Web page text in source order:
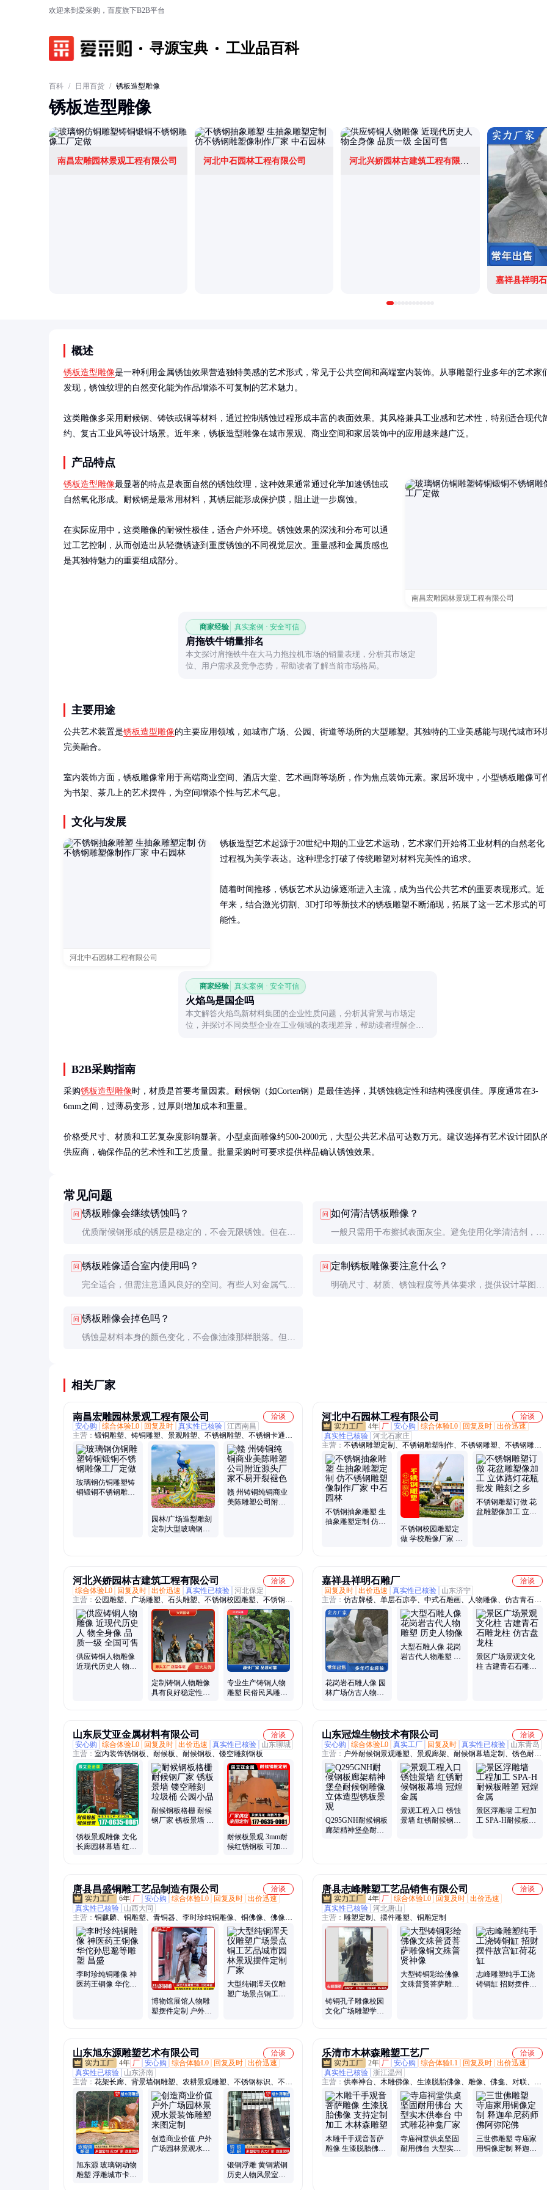
欢迎来到爱采购，百度旗下B2B平台
寻源宝典 工业品百科
百科 / 日用百货 / 锈板造型雕像
锈板造型雕像
南昌宏雕园林景观工程有限公司 河北中石园林工程有限公司 河北兴娇园林古建筑工程有限公司
嘉祥县祥明
概述
锈板造型雕像是一种利用金属锈蚀效果营造独特美感的艺术形式，常见于公共空间和高端室内装饰。从事雕塑行业多年的艺术家
发现，锈蚀纹理的自然变化能为作品增添不可复制的艺术魅力。
这类雕像多采用耐候钢、铸铁或铜等材料，通过控制锈蚀过程形成丰富的表面效果。其风格兼具工业感和艺术性，特别适合现代
约、复古工业风等设计场景。近年来，锈板造型雕像在城市景观、商业空间和家居装饰中的应用越来越广泛。
产品特点
南昌宏雕园林景观工程有限公司
锈板造型雕像最显著的特点是表面自然的锈蚀纹理，这种效果通常通过化学加速锈蚀或
自然氧化形成。耐候钢是最常用材料，其锈层能形成保护膜，阻止进一步腐蚀。
在实际应用中，这类雕像的耐候性极佳，适合户外环境。锈蚀效果的深浅和分布可以通
过工艺控制，从而创造出从轻微锈迹到重度锈蚀的不同视觉层次。重量感和金属质感也
是其独特魅力的重要组成部分。
商家经验 真实案例 · 安全可信
肩拖铁牛销量排名
本文探讨肩拖铁牛在大马力拖拉机市场的销量表现，分析其市场定
位、用户需求及竞争态势，帮助读者了解当前市场格局。
主要用途
公共艺术装置是锈板造型雕像的主要应用领域，如城市广场、公园、街道等场所的大型雕塑。其独特的工业美感能与现代城市环
完美融合。
室内装饰方面，锈板雕像常用于高端商业空间、酒店大堂、艺术画廊等场所，作为焦点装饰元素。家居环境中，小型锈板雕像可
为书架、茶几上的艺术摆件，为空间增添个性与艺术气息。
文化与发展
河北中石园林工程有限公司
锈板造型艺术起源于20世纪中期的工业艺术运动，艺术家们开始将工业材料的自然老化
过程视为美学表达。这种理念打破了传统雕塑对材料完美性的追求。
随着时间推移，锈板艺术从边缘逐渐进入主流，成为当代公共艺术的重要表现形式。近
年来，结合激光切割、3D打印等新技术的锈板雕塑不断涌现，拓展了这一艺术形式的可
能性。
商家经验 真实案例 · 安全可信
火焰鸟是国企吗
本文解答火焰鸟新材料集团的企业性质问题，分析其背景与市场定
位，并探讨不同类型企业在工业领域的表现差异，帮助读者理解企业
B2B采购指南
采购锈板造型雕像时，材质是首要考量因素。耐候钢（如Corten钢）是最佳选择，其锈蚀稳定性和结构强度俱佳。厚度通常在3-
6mm之间，过薄易变形，过厚则增加成本和重量。
价格受尺寸、材质和工艺复杂度影响显著。小型桌面雕像约500-2000元，大型公共艺术品可达数万元。建议选择有艺术设计团队
供应商，确保作品的艺术性和工艺质量。批量采购时可要求提供样品确认锈蚀效果。
常见问题
问 锈板雕像会继续锈蚀吗？
优质耐候钢形成的锈层是稳定的，不会无限锈蚀。但在极
观。
问 如何清洁锈板雕像？
一般只需用干布擦拭表面灰尘。避免使用化学清洁剂，以
问 锈板雕像适合室内使用吗？
完全适合，但需注意通风良好的空间。有些人对金属气味
问 定制锈板雕像要注意什么？
明确尺寸、材质、锈蚀程度等具体要求，提供设计草图或
问 锈板雕像会掉色吗？
锈蚀是材料本身的颜色变化，不会像油漆那样脱落。但随
相关厂家
南昌宏雕园林景观工程有限公司
洽谈
安心购
综合体验L0 回复及时 真实性已核验 江西南昌
主营： 锻铜雕塑、铸铜雕塑、景观雕塑、不锈钢雕塑、不锈钢卡通雕
塑、文化墙雕塑、玻璃钢雕塑、景观装饰品、景观公园装饰、人物动
物雕塑、卡通雕塑定制、抽象园林摆件、商场美陈摆件、户外广场摆
件、锻铜浮雕壁画、铸造人物雕塑、公园景观小品、定制园林景观、
园林玩偶摆件、户外动物摆件、商场装饰摆件
玻璃钢仿铜雕塑铸
铜锻铜不锈钢雕像
园林/广场造型雕刻
定制大型玻璃钢雕
赣 州铸铜纯铜商业
美陈雕塑公司附近
河北中石园林工程有限公司
洽谈
4年 厂 安心购 综合体验L0 回复及时 出价迅速
真实性已核验 河北石家庄
主营： 不锈钢雕塑定制、不锈钢雕塑制作、不锈钢雕塑、不锈钢雕塑
定做、不锈钢雕塑订做、不锈钢抽象雕塑、不锈钢景观雕塑、不锈钢
动物雕塑、不锈钢人物雕塑、不锈钢组合雕塑、不锈钢广场雕塑、不
锈钢公园雕塑、不锈钢景区雕塑、不锈钢酒店雕塑、不锈钢城市雕
塑、不锈钢商场雕塑、不锈钢园林雕塑、大型不锈钢雕塑、不锈钢卡
通雕塑、不锈钢小区雕塑、不锈钢校园雕塑、不锈钢学校雕塑、制作
不锈钢雕塑、不锈钢造型雕塑、不锈钢水滴雕塑
不锈钢抽象雕塑 生
抽象雕塑定制 仿不
不锈钢校园雕塑定
做 学校雕像厂家 校
不锈钢雕塑订做 花
盆雕塑像加工 立体
河北兴娇园林古建筑工程有限公司
洽谈
综合体验L0
回复及时 出价迅速 真实性已核验 河北保定
主营： 公园雕塑、广场雕塑、石头雕塑、不锈钢校园雕塑、不锈钢城
市雕塑、不锈钢动物雕塑、不锈钢小区雕塑、不锈钢抽象雕塑、手工
雕刻、抽象人物雕塑、铸铜雕塑
供应铸铜人物雕像
近现代历史人 物全
定制铸铜人物雕像
具有良好稳定性安
专业生产铸铜人物
雕塑 民俗民风雕像
嘉祥县祥明石雕厂
洽谈
回复及时 出价迅速 真实性已核验
山东济宁
主营： 仿古牌楼、单层石凉亭、中式石雕画、人物雕像、仿古青石
板、桥梁石护栏、石雕文化柱、门口麒麟摆件、文化雕塑摆件、园林
景观雕塑、石雕孔子像摆件
花岗岩石雕人像 园
林广场仿古人物雕
大型石雕人像 花岗
岩古代人物雕塑 历
景区广场景观文化
柱 古建青石石雕龙
山东辰艾亚金属材料有限公司
洽谈
安心购
综合体验L0 回复及时 出价迅速 真实性已核验
山东聊城
主营： 室内装饰锈钢板、耐候板、耐候钢板、镂空雕刻钢板
锈板景观雕像 文化
长廊园林幕墙 红锈
耐候钢板格栅 耐候
钢厂家 锈板景墙 镂
耐候板景观 3mm耐
候红锈钢板 可加工
山东冠煌生物技术有限公司
洽谈
安心购
综合体验L0 真实工厂 回复及时 真实性已核验
山东青岛
主营： 户外耐候钢景观雕塑、景观廊架、耐候钢幕墙定制、锈色耐候
钢花池、公园户外锈板花箱、耐候钢屏风定制、耐候钢景墙定制
Q295GNH耐候钢板
廊架精神堡垒耐候
景观工程入口 锈蚀
景墙 红锈耐候钢板
景区浮雕墙 工程加
工 SPA-H耐候板雕
唐县昌盛铜雕工艺品制造有限公司
洽谈
6年 厂 安心购 综合体验L0 回复及时 出价迅速
真实性已核验
山西大同
主营： 铜麒麟、铜雕塑、青铜器、李时珍纯铜雕像、铜佛像、佛像雕
塑、动物铜雕、人物雕塑、铜雕佛像、雕塑定制、动物雕塑、景观雕
塑、铜鹿拉车、城市铜雕、人物铜雕、户外摆件、仿古故宫缸、雕塑
工艺品、铜狮子雕塑、民俗民风铜雕
李时珍纯铜雕像 神
医药王铜像 华佗孙
博物馆展馆人物雕
塑摆件定制 户外铸
大型纯铜浑天仪雕
塑广场景点铜工艺
唐县志峰雕塑工艺品销售有限公司
洽谈
4年 厂 综合体验L0 回复及时 出价迅速
真实性已核验 河北唐山
主营： 雕塑定制、摆件雕塑、铜雕定制
铸铜孔子雕像校园
文化广场雕塑学校
大型铸铜彩绘佛像
文殊普贤菩萨雕像
志峰雕塑纯手工浇
铸铜缸 招财摆件故
山东旭东源雕塑艺术有限公司
洽谈
4年 厂 安心购 综合体验L0 回复及时 出价迅速
真实性已核验
山东济南
主营： 花架长廊、背景墙铜雕塑、农耕景观雕塑、不锈钢标识、不锈
钢雕塑、不锈钢景观雕塑、不锈钢廊架雕塑、仿铜人物雕塑、铸铜人
物雕塑、大型户外游乐设施
旭东源 玻璃钢动物
雕塑 浮雕城市卡通
创造商业价值 户外
广场园林景观水景
锻铜浮雕 黄铜紫铜
历史人物风景室内
乐清市木林森雕塑工艺厂
洽谈
2年 厂 安心购 综合体验L1 回复及时 出价迅速
真实性已核验 浙江温州
主营： 供奉神台、木雕佛像、生漆脱胎佛像、雕像、佛龛、对联、牌
匾、三宝佛、观音菩萨、药师佛、释迦牟尼佛、神龛、佛台、供桌、
元宝桌、千佛、雕塑、十八罗汉、香樟木佛像、大型佛像、小型佛
像、木质佛像、东方三圣、三宝佛佛像、三宝佛铜像
木雕千手观音菩萨
雕像 生漆脱胎佛像
寺庙祠堂供桌坚固
耐用佛台 大型实木
三世佛雕塑 寺庙家
用铜像定制 释迦牟